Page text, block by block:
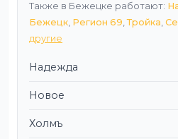
Также в Бежецке работают:
Бежецк, Регион 69,Тройка,
другие
Надежда
Новое
Холмъ